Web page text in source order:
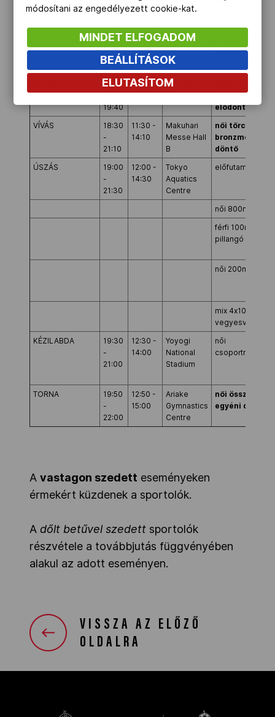
-
08:10
14:30
-
16:40
07:30 -
09:40
17:00
-
19:40
10:00 -
12:40
Nippon
Budokan
vigaszág,
elődöntő,
VÍVÁS
18:30
-
21:10
11:30 -
14:10
Makuhari
Messe Hall
B
női tőrcsapat
döntő
ÚSZÁS
19:00
-
21:30
12:00 -
14:30
Tokyo
Aquatics
Centre
előfutamok:
női 800m gyors
férfi 100m
pillangó
női 200m hát
mix 4x100m
vegyesváltó
KÉZILABDA
19:30
-
21:00
12:30 -
14:00
Yoyogi
National
Stadium
női
TORNA
19:50
-
22:00
12:50 -
15:00
Ariake
Gymnastics
Centre
női összetett
egyéni döntő
A vastagon szedett eseményeken
érmekért küzdenek a sportolók.
A dőlt betűvel szedett sportolók
részvétele a továbbjutás függvényében
alakul az adott eseményen.
VISSZA AZ ELŐZŐ
OLDALRA
módosítani az engedélyezett cookie-kat.
MINDET ELFOGADOM
BEÁLLÍTÁSOK
ELUTASÍTOM